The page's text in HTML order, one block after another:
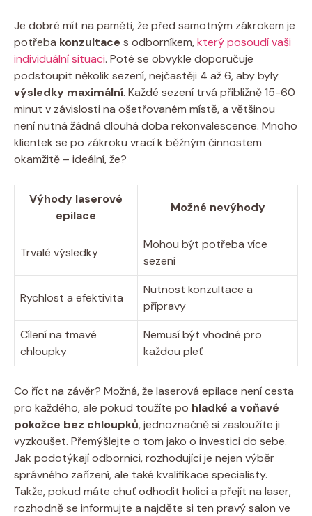
Je dobré mít na paměti, že před samotným zákrokem je
potřeba konzultace s odborníkem,který posoudí vaši
individuální situaci. Poté se obvykle doporučuje
podstoupit několik sezení, nejčastěji 4 až 6, aby byly
výsledky maximální. Každé sezení trvá přibližně 15-60
minut v závislosti na ošetřovaném místě, a většinou
není nutná žádná dlouhá doba rekonvalescence. Mnoho
klientek se po zákroku vrací k běžným činnostem
okamžitě – ideální, že?
Výhody laserové
epilace
Možné nevýhody
Trvalé výsledky
Mohou být potřeba více
sezení
Rychlost a efektivita
Nutnost konzultace a
přípravy
Cílení na tmavé
chloupky
Nemusí být vhodné pro
každou pleť
Co říct na závěr? Možná, že laserová epilace není cesta
pro každého, ale pokud toužíte po hladké a voňavé
pokožce bez chloupků, jednoznačně si zasloužíte ji
vyzkoušet. Přemýšlejte o tom jako o investici do sebe.
Jak podotýkají odborníci, rozhodující je nejen výběr
správného zařízení, ale také kvalifikace specialisty.
Takže, pokud máte chuť odhodit holici a přejít na laser,
rozhodně se informujte a najděte si ten pravý salon ve